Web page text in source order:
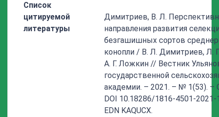
Список
цитируемой
литературы
Димитриев, В. Л.
направления развития
безгашишных сортов
конопли / В. Л. Димитриев, Л.
А. Г. Ложкин // Вестник
государственной
академии. – 2021. – № 1(53). –
DOI 10.18286/1816-4501-2021-
EDN KAQUCX.